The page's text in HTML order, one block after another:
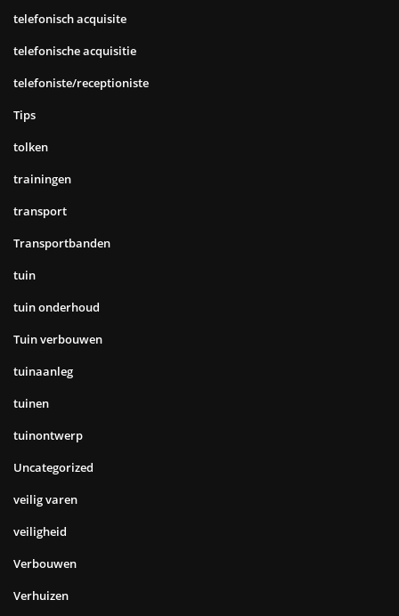
telefonisch acquisite
telefonische acquisitie
telefoniste/receptioniste
Tips
tolken
trainingen
transport
Transportbanden
tuin
tuin onderhoud
Tuin verbouwen
tuinaanleg
tuinen
tuinontwerp
Uncategorized
veilig varen
veiligheid
Verbouwen
Verhuizen